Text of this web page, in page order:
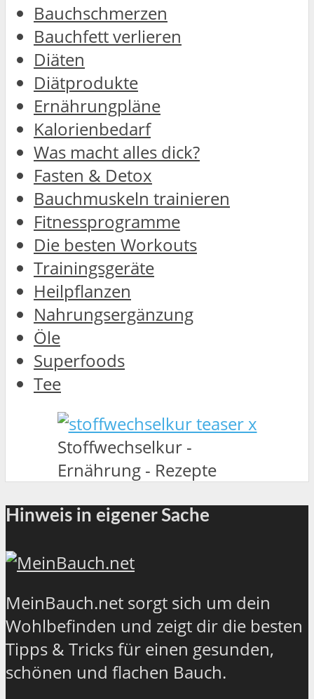
Bauchschmerzen
Bauchfett verlieren
Diäten
Diätprodukte
Ernährungpläne
Kalorienbedarf
Was macht alles dick?
Fasten & Detox
Bauchmuskeln trainieren
Fitnessprogramme
Die besten Workouts
Trainingsgeräte
Heilpflanzen
Nahrungsergänzung
Öle
Superfoods
Tee
Stoffwechselkur -
Ernährung - Rezepte
Hinweis in eigener Sache
MeinBauch.net sorgt sich um dein
Wohlbefinden und zeigt dir die besten
Tipps & Tricks für einen gesunden,
schönen und flachen Bauch.